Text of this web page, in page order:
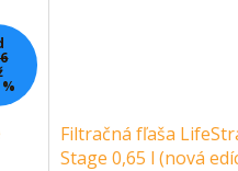
Filtračná fľaša
Stage 0,65 l (nová